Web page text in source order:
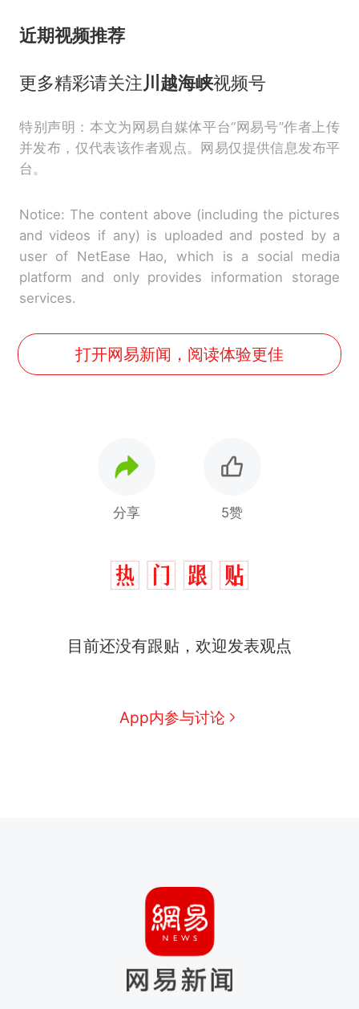
近期视频推荐
更多精彩请关注川 越海峡视频号
特别声明：本文为网易自媒体平台“网易号”作者上传
并发布，仅代表该作者观点。网易仅提供信息发布平
台。
Notice: The content above (including the pictures
and videos if any) is uploaded and posted by a
user of NetEase Hao, which is a social media
platform and only provides information storage
services.
打开网易新闻，阅读体验更佳
分享 5赞
目前还没有跟贴，欢迎发表观点
App内参与讨论